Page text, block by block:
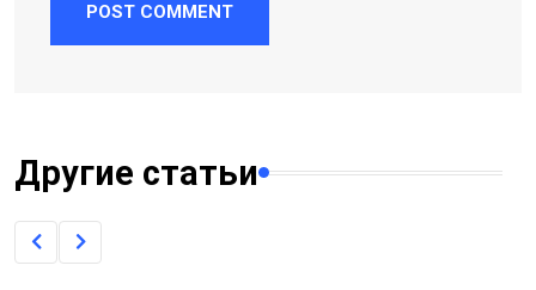
POST COMMENT
Другие статьи